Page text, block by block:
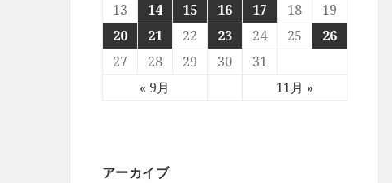
« 9月 11月 »
13
14 15 16 17 18
19
20
21 22 23 24 25
26
27
28 29 30 31
アーカイブ